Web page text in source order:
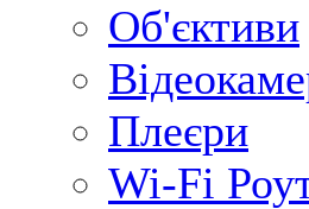
Об'єктиви
Плеєри
Wi-Fi